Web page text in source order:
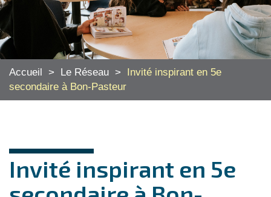
Accueil > Le Réseau >
Invité inspirant en 5e
secondaire à Bon-Pasteur
Invité inspirant en 5e